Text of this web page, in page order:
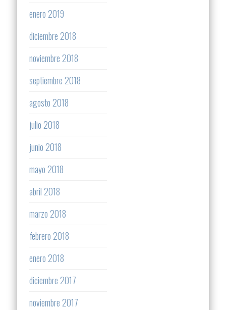
enero 2019
diciembre 2018
noviembre 2018
septiembre 2018
agosto 2018
julio 2018
junio 2018
mayo 2018
abril 2018
marzo 2018
febrero 2018
enero 2018
diciembre 2017
noviembre 2017